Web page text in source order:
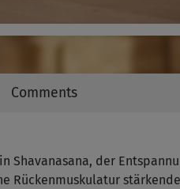
Comments
Shavanasana, der
Rückenmuskulatur